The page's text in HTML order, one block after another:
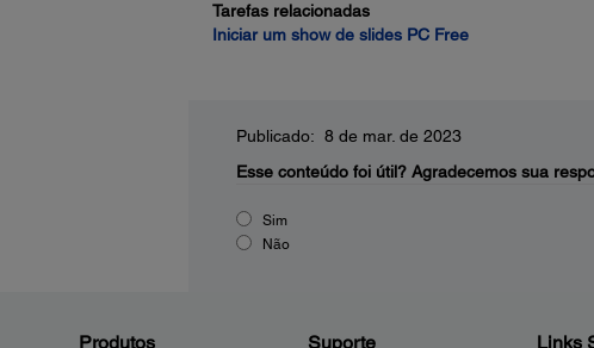
Tarefas relacionadas
Iniciar um show de slides PC Free
Publicado: 8 de mar. de 2023
Esse conteúdo foi útil? Agradecemos sua
Sim
Não
Produtos Suporte Links